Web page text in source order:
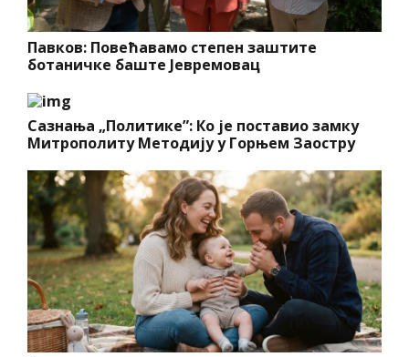
Павков: Повећавамо степен заштите
ботаничке баште Јевремовац
Сазнања „Политике”: Ко је поставио замку
Митрополиту Методију у Горњем Заостру